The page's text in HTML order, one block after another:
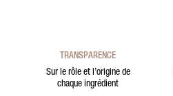
TRANSPARENCE
Sur le rôle et l’origine de
chaque ingrédient